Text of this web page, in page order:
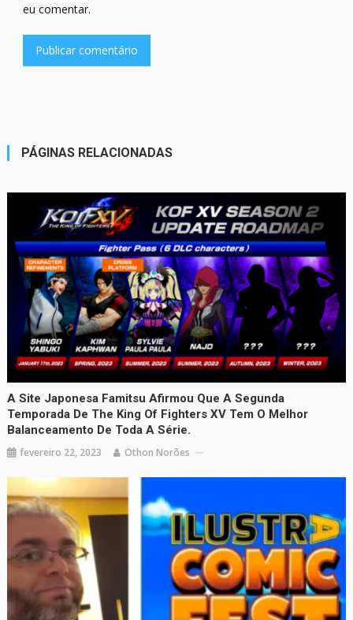
eu comentar.
PÁGINAS RELACIONADAS
A Site Japonesa Famitsu Afirmou Que A Segunda
Temporada De The King Of Fighters XV Tem O Melhor
Balanceamento De Toda A Série.
fevereiro 22, 2023 Othon Norões